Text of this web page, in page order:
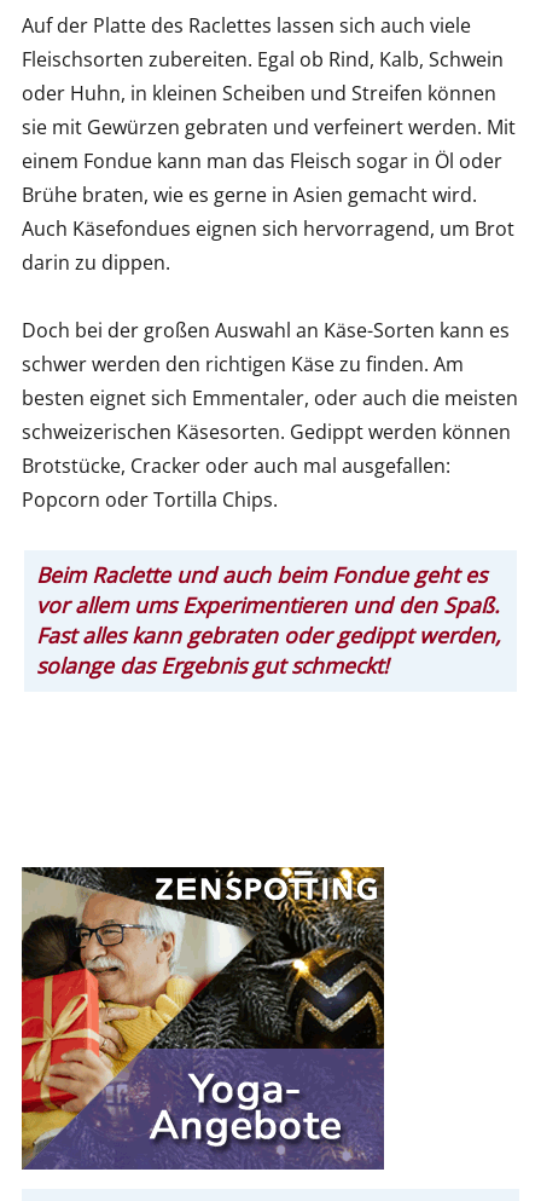
Auf der Platte des Raclettes lassen sich auch viele
Fleischsorten zubereiten. Egal ob Rind, Kalb, Schwein
oder Huhn, in kleinen Scheiben und Streifen können
sie mit Gewürzen gebraten und verfeinert werden. Mit
einem Fondue kann man das Fleisch sogar in Öl oder
Brühe braten, wie es gerne in Asien gemacht wird.
Auch Käsefondues eignen sich hervorragend, um Brot
darin zu dippen.
Doch bei der großen Auswahl an Käse-Sorten kann es
schwer werden den richtigen Käse zu finden. Am
besten eignet sich Emmentaler, oder auch die meisten
schweizerischen Käsesorten. Gedippt werden können
Brotstücke, Cracker oder auch mal ausgefallen:
Popcorn oder Tortilla Chips.
Beim Raclette und auch beim Fondue geht es
vor allem ums Experimentieren und den Spaß.
Fast alles kann gebraten oder gedippt werden,
solange das Ergebnis gut schmeckt!